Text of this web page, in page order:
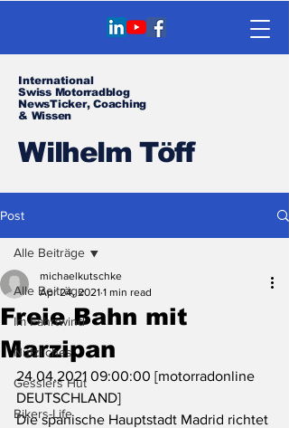
International
Swiss Motorradblog
NewsTicker, Coaching
& Wissen
Wilhelm Töff
Post
Alle Beiträge
Im Fahrtwind
Nützliches
Gesslers Hut
Bikers-Life
Alle Beiträge
Freie Bahn mit
Marzipan
michaelkutschke
Apr 24, 2021 1 min read
24.04.2021 09:00:00 [motorradonline
DEUTSCHLAND]
Die spanische Hauptstadt Madrid richtet